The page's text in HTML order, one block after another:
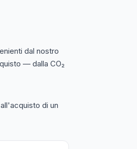
dal nostro
— dalla CO₂
di un